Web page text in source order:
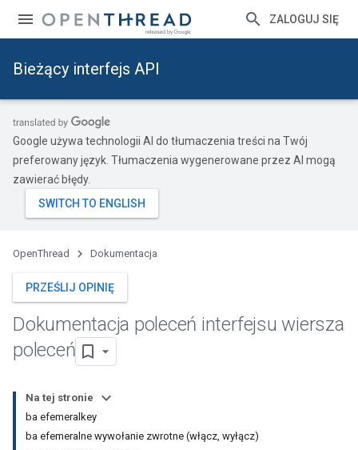
ZALOGUJ SIĘ
Bieżący interfejs API
Google używa technologii AI do tłumaczenia treści na Twój
preferowany język. Tłumaczenia wygenerowane przez AI mogą
zawierać błędy.
OpenThread Dokumentacja
PRZEŚLIJ OPINIĘ
Dokumentacja poleceń interfejsu wiersza
poleceń
Na tej stronie
ba efemeralkey
ba efemeralne wywołanie zwrotne (włącz, wyłącz)